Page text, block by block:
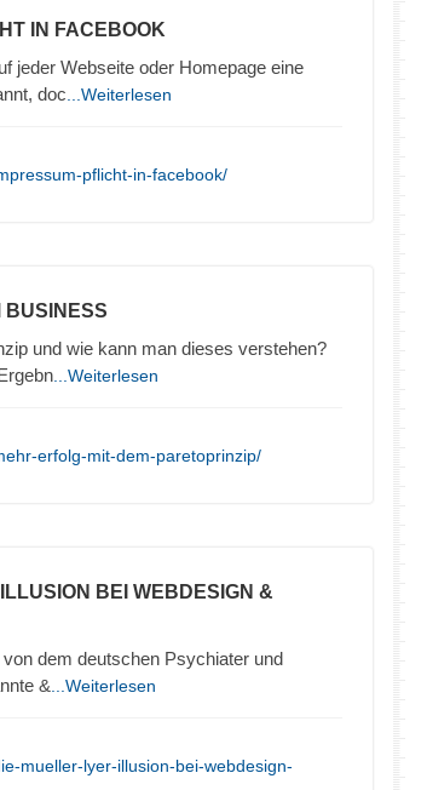
IN FACEBOOK
jeder Webseite oder Homepage eine
doc ...Weiterlesen
pflicht-in-facebook/
BUSINESS
und wie kann man dieses verstehen?
...Weiterlesen
erfolg-mit-dem-paretoprinzip/
BEI WEBDESIGN &
dem deutschen Psychiater und
& ...Weiterlesen
mueller-lyer-illusion-bei-webdesign-